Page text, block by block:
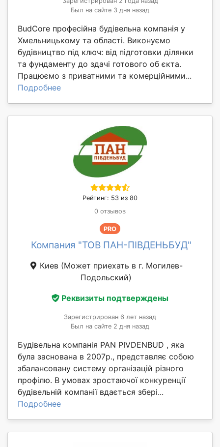
Был на сайте 3 дня назад
BudCore професійна будівельна компанія у
Хмельницькому та області. Виконуємо
будівництво під ключ: від підготовки ділянки
та фундаменту до здачі готового об єкта.
Працюємо з приватними та комерційними...
Подробнее
Рейтинг: 53 из 80
0 отзывов
PRO
Компания "ТОВ ПАН-ПІВДЕНЬБУД"
Киев (Может приехать в г. Могилев-
Подольский)
Реквизиты подтверждены
Зарегистрирован 6 лет назад
Был на сайте 2 дня назад
Будівельна компанія PAN PIVDENBUD , яка
була заснована в 2007р., представляє собою
збалансовану систему організацій різного
профілю. В умовах зростаючої конкуренції
будівельній компанії вдається збері...
Подробнее